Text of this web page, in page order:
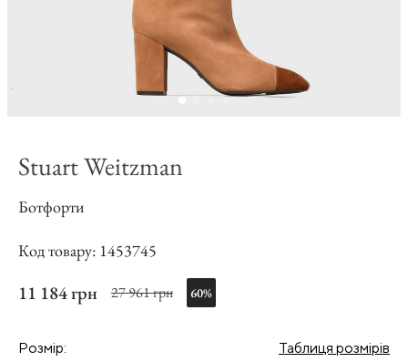
Stuart Weitzman
Ботфорти
Код товару: 1453745
11 184 грн 27 961 грн 60%
Розмір: Таблиця розмірів